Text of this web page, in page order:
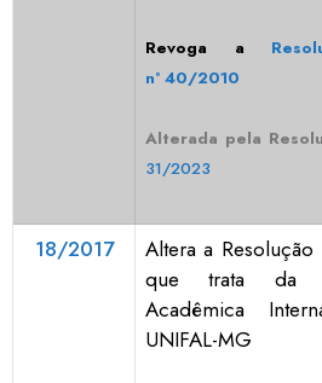
Revoga a
nº 40/2010
Alterada pela
31/2023
18/2017 Altera a Resolução
que trata da
Acadêmica
UNIFAL-MG